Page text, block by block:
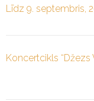
Līdz 9. septembris,
Koncertcikls “Džezs